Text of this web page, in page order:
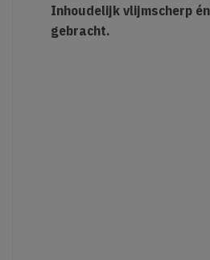
Inhoudelijk vlijmscherp
gebracht.